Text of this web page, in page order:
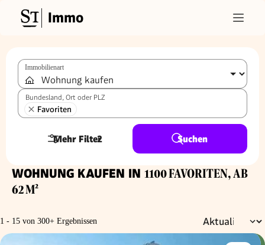
Immo
Immobilienart
Bundesland, Ort oder PLZ
Favoriten
Mehr Filter
2 Suchen
WOHNUNG KAUFEN IN 1100 FAVORITEN, AB
62 M²
1 - 15 von 300+ Ergebnissen